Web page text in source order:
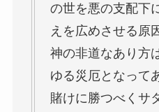
の世を悪の支配下
えを広めさせる原
神の非道なあり方
ゆる災厄となって
賭けに勝つべくサ